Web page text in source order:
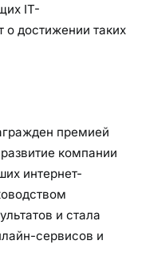
IT-
о достижении таких
премией
компании
интернет-
и стала
сервисов и